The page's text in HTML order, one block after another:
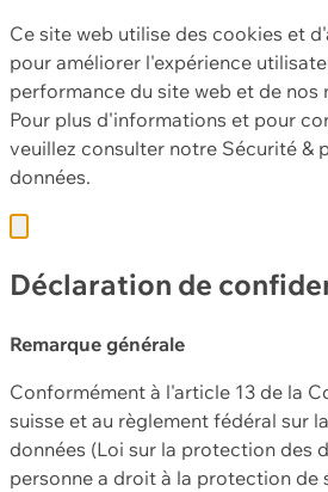
Ce site web utilise des cookies et
pour améliorer l'expérience
performance du site web et de nos
Pour plus d'informations et pour
veuillez consulter notre Sécurité &
données.
Déclaration de
Remarque générale
Conformément à l'article 13 de la
suisse et au règlement fédéral sur
données (Loi sur la protection des
personne a droit à la protection de